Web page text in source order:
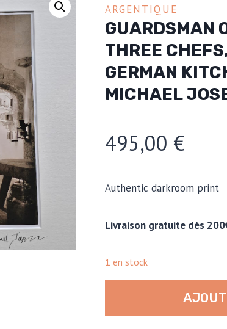
ARGENTIQUE
GUARDSMAN
THREE
GERMAN
MICHAEL
495,00 €
Authentic darkroom print
Livraison gratuite dès
1 en stock
Guardsman